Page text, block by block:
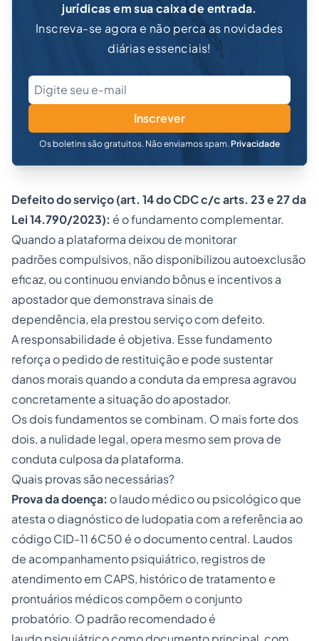
jurídicas em sua caixa de entrada.
Inscreva-se agora e não perca as novidades
diárias essenciais!
Inscrever
Os boletins são gratuitos. Não enviamos spam. Privacidade
Defeito do serviço (art. 14 do CDC c/c arts. 23 e 27 da
Lei 14.790/2023): é o fundamento complementar.
Quando a plataforma deixou de monitorar
padrões compulsivos, não disponibilizou autoexclusão
eficaz, ou continuou enviando bônus e incentivos a
apostador que demonstrava sinais de
dependência, ela prestou serviço com defeito.
A responsabilidade é objetiva. Esse fundamento
reforça o pedido de restituição e pode sustentar
danos morais quando a conduta da empresa agravou
concretamente a situação do apostador.
Os dois fundamentos se combinam. O mais forte dos
dois, a nulidade legal, opera mesmo sem prova de
conduta culposa da plataforma.
Quais provas são necessárias?
Prova da doença: o laudo médico ou psicológico que
atesta o diagnóstico de ludopatia com a referência ao
código CID-11 6C50 é o documento central. Laudos
de acompanhamento psiquiátrico, registros de
atendimento em CAPS, histórico de tratamento e
prontuários médicos compõem o conjunto
probatório. O padrão recomendado é